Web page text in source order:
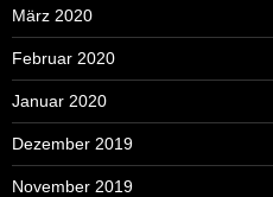
März 2020
Februar 2020
Januar 2020
Dezember 2019
November 2019